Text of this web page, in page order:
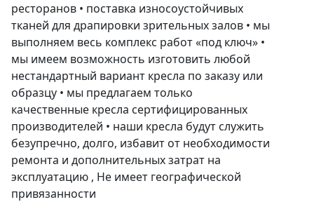
ресторанов • поставка износоустойчивых
тканей для драпировки зрительных залов • мы
выполняем весь комплекс работ «под ключ» •
мы имеем возможность изготовить любой
нестандартный вариант кресла по заказу или
образцу • мы предлагаем только
качественные кресла сертифицированных
производителей • наши кресла будут служить
безупречно, долго, избавит от необходимости
ремонта и дополнительных затрат на
эксплуатацию , Не имеет географической
привязанности